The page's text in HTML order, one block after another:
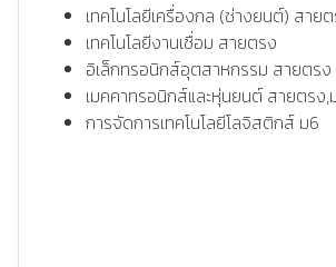
เทคโนโลยีเครื่องกล (ช่างยนต์) สาย
เทคโนโลยีงานเชื่อม สายตรง
อิเล็กทรอนิกส์อุตสาหกรรม สายตรง
เมคคาทรอนิกส์และหุ่นยนต์ สายตรง,
การจัดการเทคโนโลยีโลจิสติกส์ ม6